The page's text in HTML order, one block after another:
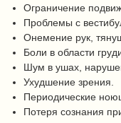
Ограничение
Проблемы с
Онемение рук,
Боли в области
Шум в ушах,
Ухудшение зрения.
Периодические
Потеря сознания